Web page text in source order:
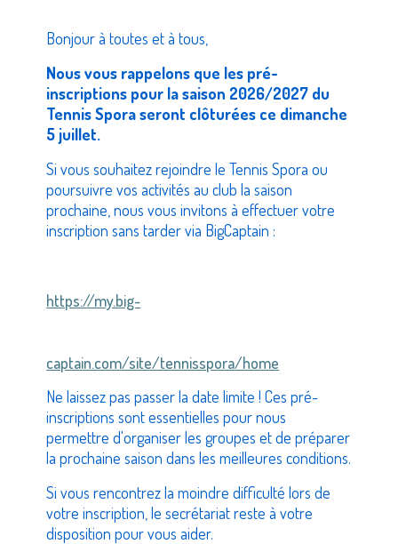
Bonjour à toutes et à tous,
Nous vous rappelons que les pré-
inscriptions pour la saison 2026/2027 du
Tennis Spora seront clôturées ce dimanche
5 juillet.
Si vous souhaitez rejoindre le Tennis Spora ou
poursuivre vos activités au club la saison
prochaine, nous vous invitons à effectuer votre
inscription sans tarder via BigCaptain :
https://my.big-
captain.com/site/tennisspora/home
Ne laissez pas passer la date limite ! Ces pré-
inscriptions sont essentielles pour nous
permettre d'organiser les groupes et de préparer
la prochaine saison dans les meilleures conditions.
Si vous rencontrez la moindre difficulté lors de
votre inscription, le secrétariat reste à votre
disposition pour vous aider.